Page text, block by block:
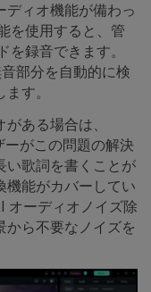
ディオ機能が備わっ
を使用すると、管
録音できます。
部分を自動的に検
す。
ある場合は、
がこの問題の解決
い歌詞を書くことが
機能がカバーしてい
オーディオノイズ除
から不要なノイズを